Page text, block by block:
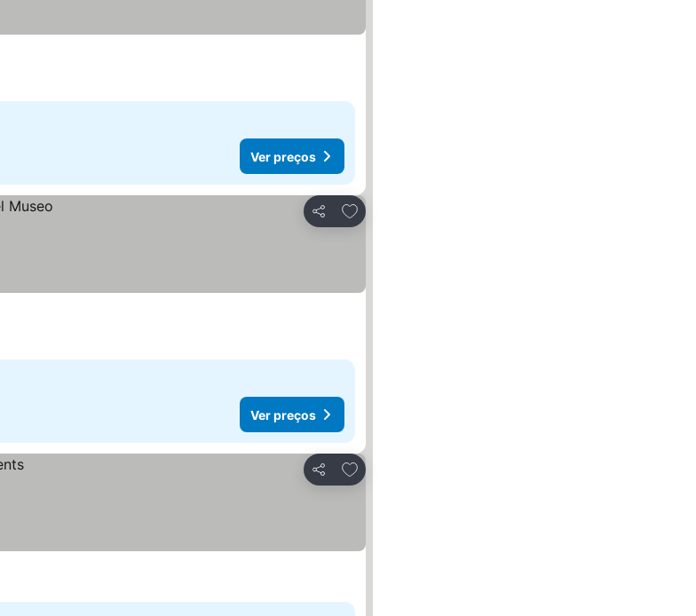
Ver preços
Partilhar
Adicionar aos favoritos
Ver preços
Partilhar
Adicionar aos favoritos